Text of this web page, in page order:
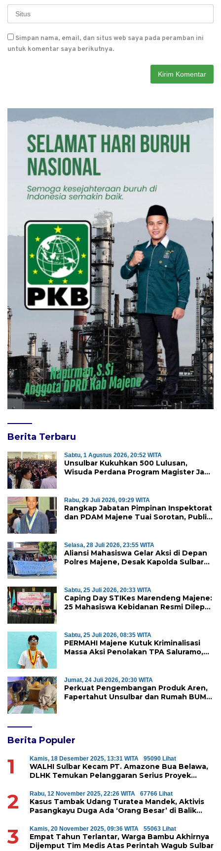
Simpan nama, email, dan situs web saya pada peramban ini
untuk komentar saya berikutnya.
Berita Terbaru
Sabtu, 1 Agustus 2026, 20:52 WITA
Unsulbar Kukuhkan 500 Lulusan,
Wisuda Perdana Program Magister Jadi
Rabu, 29 Juli 2026, 09:29 WITA
Rangkap Jabatan Pimpinan Inspektorat
dan PDAM Majene Tuai Sorotan, Publik
Selasa, 28 Juli 2026, 23:55 WITA
Aliansi Mahasiswa Gelar Aksi di Depan
Polres Majene, Desak Kapolda Sulbar
Sabtu, 25 Juli 2026, 20:33 WITA
Caping Day STIKes Marendeng Majene:
25 Mahasiswa Kebidanan Resmi Dilepas
Sabtu, 25 Juli 2026, 08:35 WITA
PERMAHI Majene Kutuk Kriminalisasi
Massa Aksi Penolakan TPA Saluramo,
Jumat, 24 Juli 2026, 20:30 WITA
Perkuat Pengembangan Produk Aren,
Fapertahut Unsulbar dan Rumah BUMN
Berita Populer
1 Kamis, 18 Desember 2025, 13:31 WITA 95090 Lihat
WALHI Sulbar Kecam PT. Amazone Bua Belawa,
DLHK Temukan Pelanggaran Serius Proyek
2 Rabu, 12 November 2025, 22:26 WITA 67766 Lihat
Kasus Tambak Udang Turatea Mandek, Aktivis
Pasangkayu Duga Ada ‘Orang Besar’ di Balik
3 Kamis, 20 November 2025, 09:36 WITA 55063 Lihat
Empat Tahun Terlantar, Warga Bambu Akhirnya
Dijemput Tim Medis Atas Perintah Wagub Sulbar